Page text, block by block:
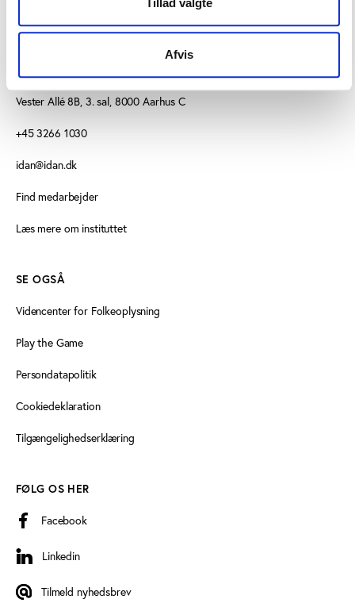
Afvis
Vester Allé 8B, 3. sal, 8000 Aarhus C
+45 3266 1030
idan@idan.dk
Find medarbejder
Læs mere om instituttet
SE OGSÅ
Videncenter for Folkeoplysning
Play the Game
Persondatapolitik
Cookiedeklaration
Tilgængelighedserklæring
FØLG OS HER
Facebook
Linkedin
Linkedin
Tilmeld nyhedsbrev